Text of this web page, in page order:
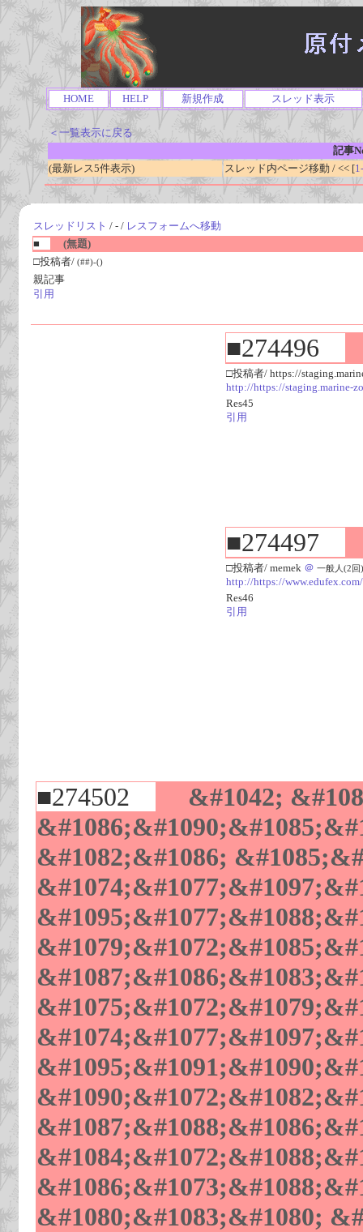
HOME HELP 新規作成 スレッド表示
＜一覧表示に戻る
記事
(最新レス5件表示)
スレッド内ページ移動 / << [
スレッドリスト / - / レスフォームへ移動
■
(無題)
□投稿者/ (##)-()
親記事
引用
■274496
□投稿者/ https://
http://https://staging.marine-
Res45
引用
■274497
□投稿者/ memek ＠ 一般人(2回
http://https://
Res46
引用
■274502
&#1042;
&#1082;&#1086;
&#1080;&#1083;&#1080;